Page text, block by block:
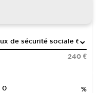
240 €
%